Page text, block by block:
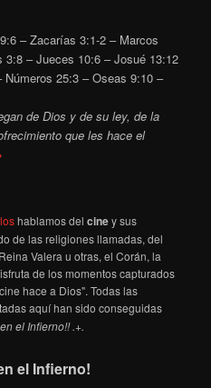
– Zacarías 3:1-2 – Marcos
3:8 – Jueces 10:6 – Josué 13:12
25:3 – Oseas 9:10 –
de Dios y de su ley, de la
que les hace el
hablamos delciney sus
de las religiones llamadas, del
Valera u otras, el Corán, la
de los momentos capturados
hace a Dios". Todas las
aquí han sido conseguidas
el Infierno!! .+.
el Infierno!